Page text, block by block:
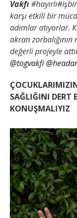
Vakfı
karşı etkili bir
adımlar atıyorlar.
akran
değerli projeyle
@togvakfi
SAĞLIĞINI DERT
KONUŞMALIYIZ